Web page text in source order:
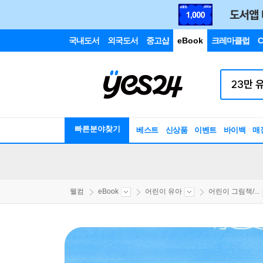
국내도서 외국도서 중고샵 eBook 크레마클럽
빠른분야찾기 베스트 신상품 이벤트 바이백 매
웰컴 eBook 어린이 유아 어린이 그림책/...